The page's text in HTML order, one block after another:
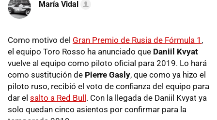
María Vidal
Como motivo del Gran Premio de Rusia de Fórmula 1 ,
el equipo Toro Rosso ha anunciado que Daniil Kvyat
vuelve al equipo como piloto oficial para 2019. Lo hará
como sustitución de Pierre Gasly, que como ya hizo el
piloto ruso, recibió el voto de confianza del equipo para
dar el salto a Red Bull. Con la llegada de Daniil Kvyat ya
solo quedan cinco asientos por confirmar para la